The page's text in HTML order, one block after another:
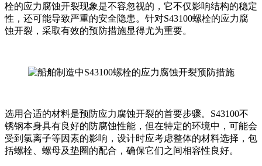
栓的应力腐蚀开裂现象是不容忽视的，它不仅影响结构的稳定
性，还可能导致严重的安全隐患。针对S43100螺栓的应力腐
蚀开裂，采取有效的预防措施显得尤为重要。
选用合适的材料是预防应力腐蚀开裂的首要步骤。S43100不
锈钢本身具有良好的防腐蚀性能，但在特定的环境中，可能会
受到氯离子等因素的影响，设计时应考虑整体的材料选择，包
括螺栓、螺母及垫圈的配合，确保它们之间相容性良好。